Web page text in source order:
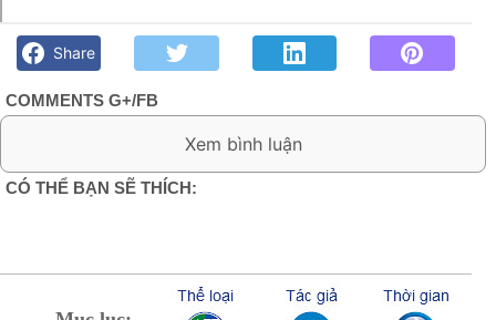
bạn bè. Chút gì để nhớ!
Share
COMMENTS G+/FB
0 Comment:
CÓ THỂ BẠN SẼ THÍCH: